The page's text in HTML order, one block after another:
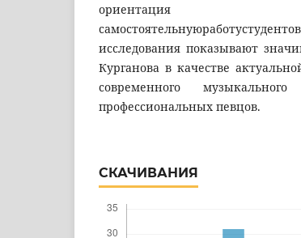
исследования показывают
Курганова в качестве
современного
профессиональных певцов.
СКАЧИВАНИЯ